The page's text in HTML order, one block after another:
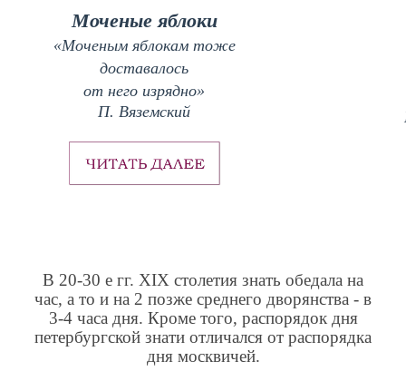
Моченые яблоки
«Моченым яблокам тоже
доставалось
от него изрядно»
П. Вяземский
В 20-30 е гг. XIX столетия знать обедала на
час, а то и на 2 позже среднего дворянства - в
3-4 часа дня. Кроме того, распорядок дня
петербургской знати отличался от распорядка
дня москвичей.